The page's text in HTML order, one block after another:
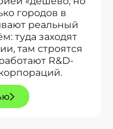
городов в
реальный
туда заходят
там строятся
R&D-